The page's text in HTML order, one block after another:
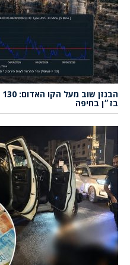
בז״ן בחיפה